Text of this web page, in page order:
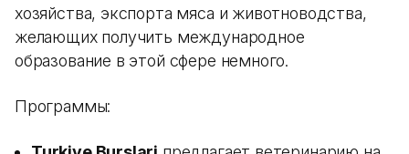
хозяйства, экспорта мяса и животноводства,
желающих получить международное
образование в этой сфере немного.
Программы: